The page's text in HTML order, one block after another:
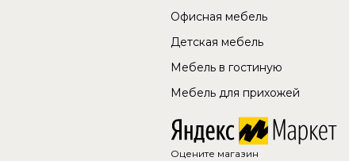
Офисная мебель
Детская мебель
Мебель в гостиную
Мебель для прихожей
Оцените магазин